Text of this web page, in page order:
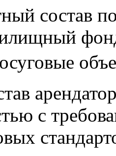
состав
с